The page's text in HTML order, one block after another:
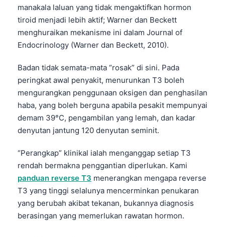
manakala laluan yang tidak mengaktifkan hormon
tiroid menjadi lebih aktif; Warner dan Beckett
menghuraikan mekanisme ini dalam Journal of
Endocrinology (Warner dan Beckett, 2010).
Badan tidak semata-mata “rosak” di sini. Pada
peringkat awal penyakit, menurunkan T3 boleh
mengurangkan penggunaan oksigen dan penghasilan
haba, yang boleh berguna apabila pesakit mempunyai
demam 39°C, pengambilan yang lemah, dan kadar
denyutan jantung 120 denyutan seminit.
“Perangkap” klinikal ialah menganggap setiap T3
rendah bermakna penggantian diperlukan. Kami
panduan reverse T3 menerangkan mengapa reverse
T3 yang tinggi selalunya mencerminkan penukaran
yang berubah akibat tekanan, bukannya diagnosis
berasingan yang memerlukan rawatan hormon.